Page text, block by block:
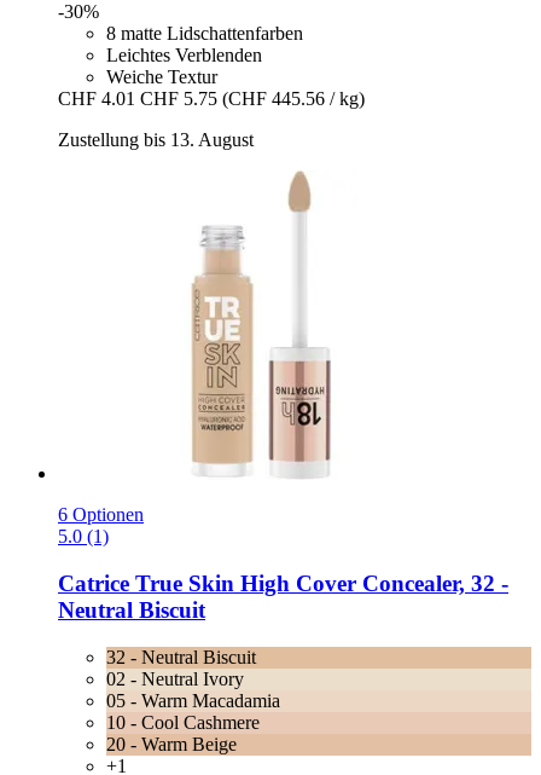
-30%
8 matte Lidschattenfarben
Leichtes Verblenden
Weiche Textur
CHF 4.01 CHF 5.75 (CHF 445.56 / kg)
Zustellung bis 13. August
6 Optionen
5.0 (1)
Catrice True Skin High Cover Concealer, 32 -​
Neutral Biscuit
32 - Neutral Biscuit
02 - Neutral Ivory
05 - Warm Macadamia
10 - Cool Cashmere
20 - Warm Beige
+1